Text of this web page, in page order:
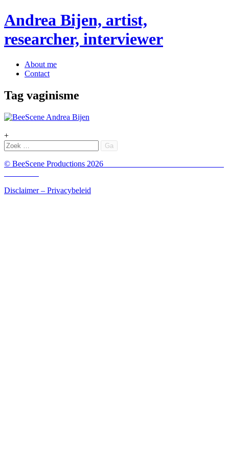
Andrea Bijen, artist,
researcher, interviewer
Menu
Spring
naar
About me
Contact
Tag vaginisme
+
Zoeken
© BeeScene Productions 2026
Disclaimer – Privacybeleid